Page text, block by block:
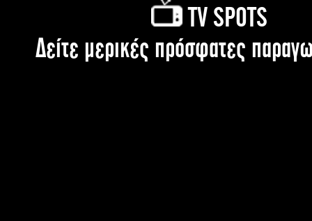
TV SPOTS
Δείτε μερικές πρόσφατες